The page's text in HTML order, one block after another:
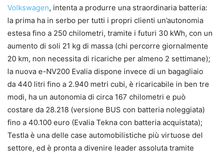
Volkswagen, intenta a produrre una straordinaria batteria:
la prima ha in serbo per tutti i propri clienti un’autonomia
estesa fino a 250 chilometri, tramite i futuri 30 kWh, con un
aumento di soli 21 kg di massa (chi percorre giornalmente
20 km, non necessita di ricariche per almeno 2 settimane);
la nuova e-NV200 Evalia dispone invece di un bagagliaio
da 440 litri fino a 2.940 metri cubi, è ricaricabile in ben tre
modi, ha un autonomia di circa 167 chilometri e può
costare da 28.218 (versione BUS con batteria noleggiata)
fino a 40.100 euro (Evalia Tekna con batteria acquistata);
Testla è una delle case automobilistiche più virtuose del
settore, ed è pronta a divenire leader assoluta tramite